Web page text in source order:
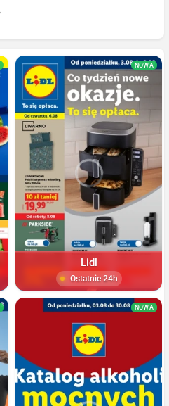
NOWA
Lidl
Ostatnie 24h
NOWA